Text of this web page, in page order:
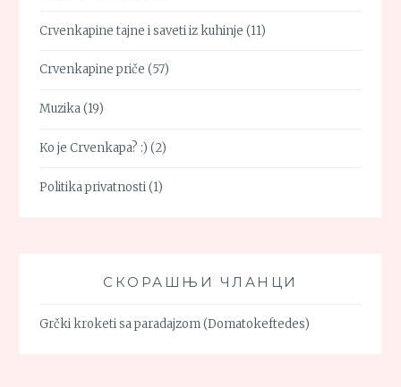
Crvenkapine tajne i saveti iz kuhinje (11)
Crvenkapine priče (57)
Muzika(19)
Ko je Crvenkapa? :) (2)
Politika privatnosti(1)
СКОРАШЊИ ЧЛАНЦИ
Grčki kroketi sa paradajzom (Domatokeftedes)